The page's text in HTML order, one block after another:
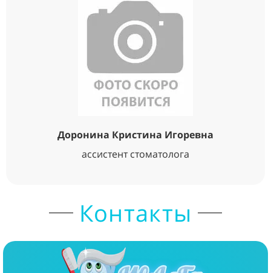
Доронина Кристина Игоревна
ассистент стоматолога
Контакты